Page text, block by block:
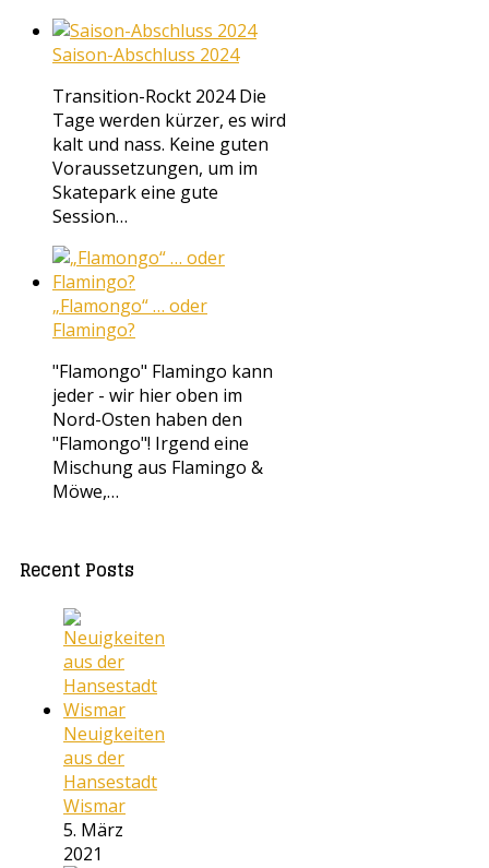
Saison-Abschluss 2024
Transition-Rockt 2024 Die
Tage werden kürzer, es wird
kalt und nass. Keine guten
Voraussetzungen, um im
Skatepark eine gute
Session…
„Flamongo“ … oder
Flamingo?
"Flamongo" Flamingo kann
jeder - wir hier oben im
Nord-Osten haben den
"Flamongo"! Irgend eine
Mischung aus Flamingo &
Möwe,…
Recent Posts
Neuigkeiten
aus der
Hansestadt
Wismar
5. März
2021